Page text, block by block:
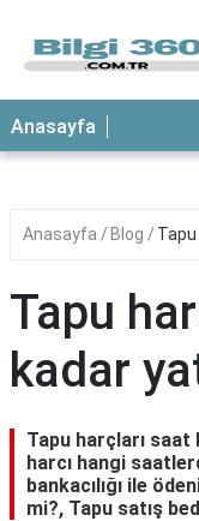
ANASAYFA
Anasayfa
Anasayfa Blog Tapu
Tapu
kadar
Tapu harçları saat
harcı hangi
bankacılığı ile
mi?, Tapu satış